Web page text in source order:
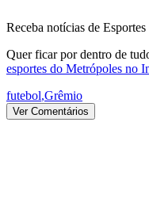
Receba notícias de
Quer ficar por dentro de
esportes do Metrópoles no
futebol,Grêmio
Ver Comentários